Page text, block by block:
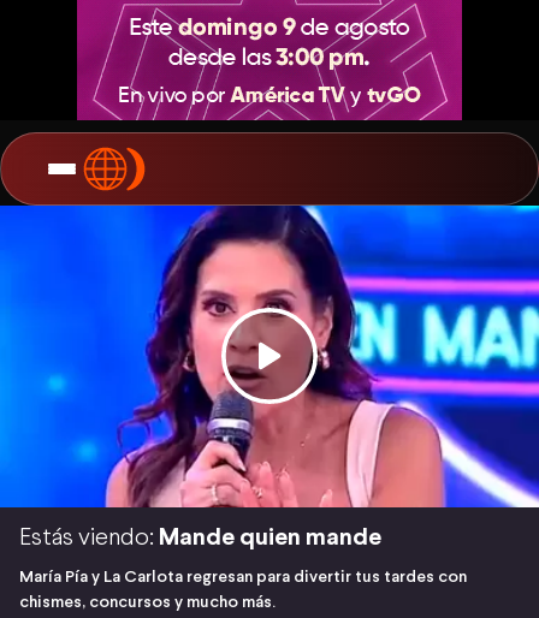
Estás viendo: Mande quien mande
María Pía y La Carlota regresan para divertir tus tardes con
chismes, concursos y mucho más.